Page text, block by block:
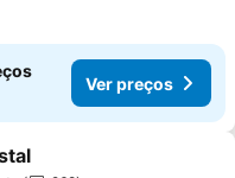
Ver preços
aos favoritos